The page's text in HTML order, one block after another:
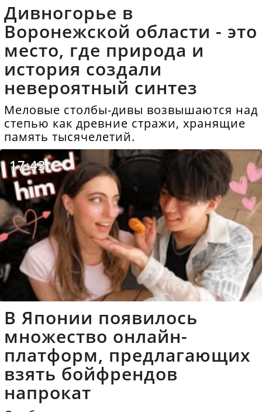
Дивногорье в
Воронежской области - это
место, где природа и
история создали
невероятный синтез
Меловые столбы-дивы возвышаются над
степью как древние стражи, хранящие
память тысячелетий.
17:43
В Японии появилось
множество онлайн-
платформ, предлагающих
взять бойфрендов
напрокат